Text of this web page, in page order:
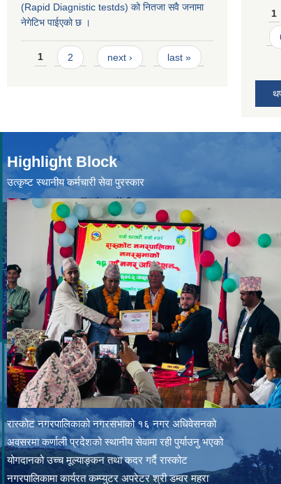
(Rapid Diagnistic testds) को नितजा सवै जनामा
नेगेटिभ पाईएको छ ।
Pages
1 2 next › last »
1
Highlight Block
उत्‍कृष्ट स्थानीय कर्मचारी सेवा पुरस्कार
रास्कोट नगरपालिकाको नगरसभाको १६ नगर अधिवेसनको
अवसरमा कर्णाली प्रदेशको स्थानीय सेवामा रही पुर्याउनु भएको
योगदानको उच्च मूल्याङ्कन तथा कदर गर्दै रास्कोट
नगरपालिकामा कार्यरत कम्प्युटर अपरेटर श्री डम्वर महरा